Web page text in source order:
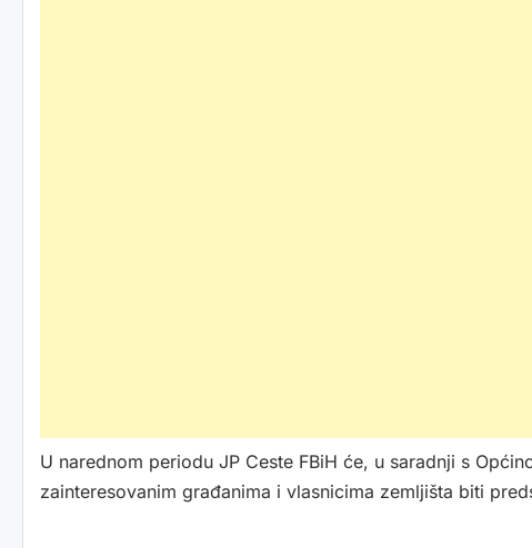
U narednom periodu JP Ceste FBiH će, u saradnji s
zainteresovanim građanima i vlasnicima zemljišta biti